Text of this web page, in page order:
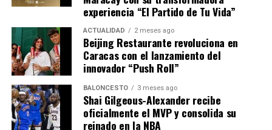
sorprender a la esposa y dedicarle unos minutos
de merecido tributo.
“Esta es una canción dedicada a mi esposa y a
todas las parejas que tienen hijos y saben
que#DespuesDeLas10pm es que se puede volver
a tener un momento a solas de pareja… Luego de
un día largo, de haber llevado a los niños al
experiencia “El Partido de Tu Vida”
ACTUALIDAD 2 meses ago
Beijing Restaurante revoluciona en
Caracas con el lanzamiento del
innovador “Push Roll”
BALONCESTO 3 meses ago
Shai Gilgeous-Alexander recibe
oficialmente el MVP y consolida su
reinado en la NBA